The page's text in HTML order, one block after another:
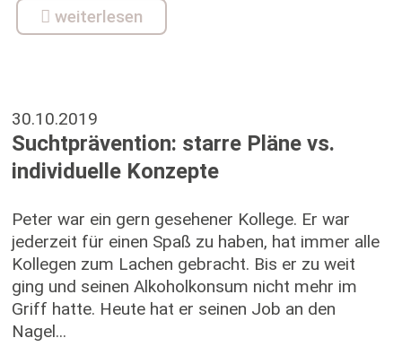
weiterlesen
30.10.2019
Suchtprävention: starre Pläne vs.
individuelle Konzepte
Peter war ein gern gesehener Kollege. Er war
jederzeit für einen Spaß zu haben, hat immer alle
Kollegen zum Lachen gebracht. Bis er zu weit
ging und seinen Alkoholkonsum nicht mehr im
Griff hatte. Heute hat er seinen Job an den
Nagel...